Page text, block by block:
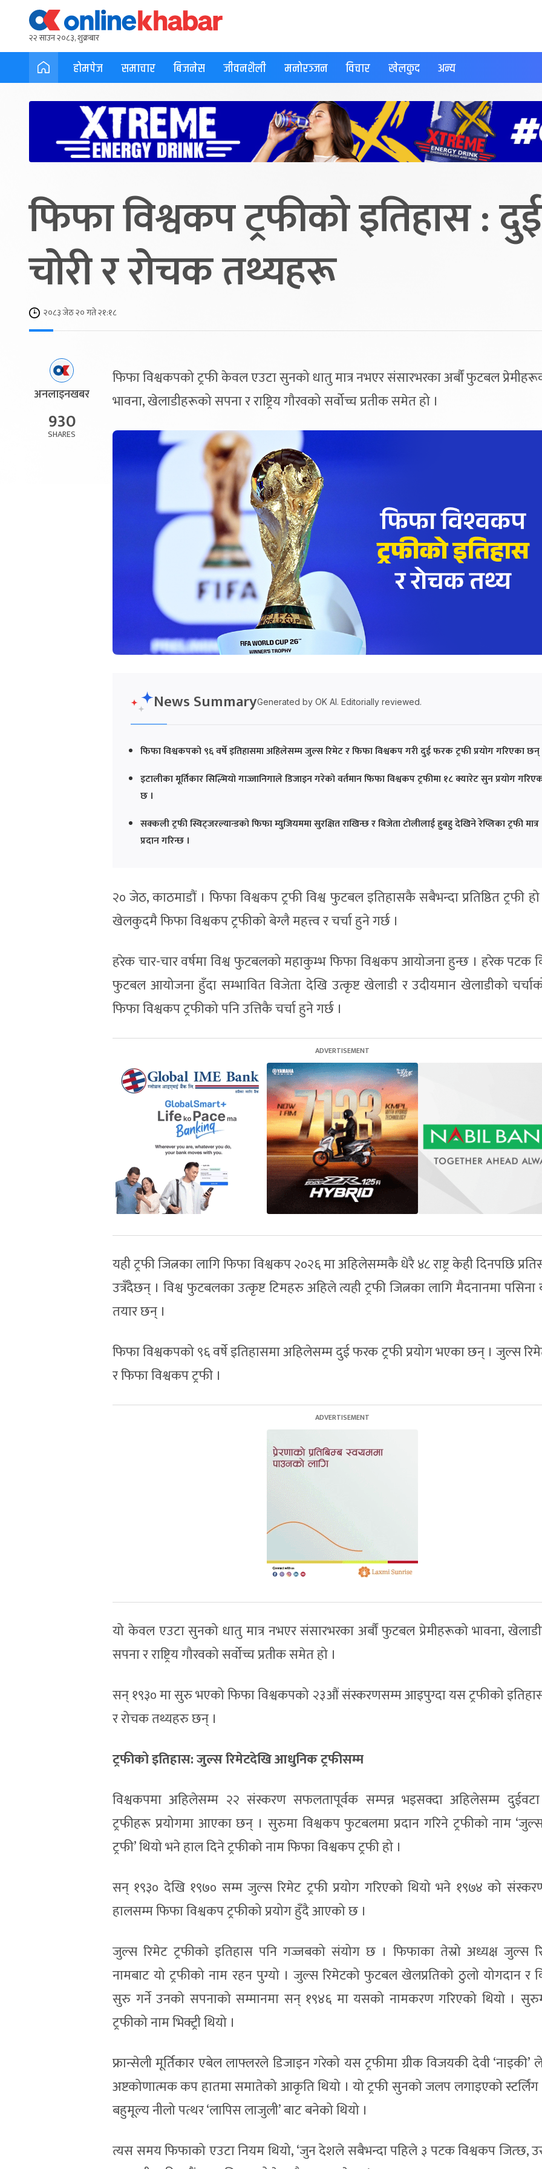
२२ साउन २०८३, शुक्रबार
होमपेज समाचार बिजनेस जीवनशैली मनोरञ्जन विचार खेलकुद अन्य
फिफा विश्वकप ट्रफीको इतिहास :
चोरी र रोचक तथ्यहरू
२०८३ जेठ २० गते २१:१८
अनलाइनखबर
930
SHARES
फिफा विश्वकपको ट्रफी केवल एउटा सुनको धातु मात्र नभएर संसारभरका अर्बौं फुटबल
भावना, खेलाडीहरूको सपना र राष्ट्रिय गौरवको सर्वोच्च प्रतीक समेत हो ।
News SummaryGenerated by OK AI. Editorially reviewed.
फिफा विश्वकपको ९६ वर्षे इतिहासमा अहिलेसम्म जुल्स रिमेट र फिफा विश्वकप गरी दुई फरक ट्रफी प्रयोग गरिएका छन्
इटालीका मूर्तिकार सिल्भियो गाज्जानिगाले डिजाइन गरेको वर्तमान फिफा विश्वकप ट्रफीमा १८ क्यारेट सुन प्रयोग
छ ।
सक्कली ट्रफी स्विट्जरल्यान्डको फिफा म्युजियममा सुरक्षित राखिन्छ र विजेता टोलीलाई हुबहु देखिने रेप्लिका ट्रफी मात्र
प्रदान गरिन्छ ।
२० जेठ, काठमाडौं । फिफा विश्वकप ट्रफी विश्व फुटबल इतिहासकै सबैभन्दा प्रतिष्ठित ट्रफी हो
खेलकुदमै फिफा विश्वकप ट्रफीको बेग्लै महत्त्व र चर्चा हुने गर्छ ।
हरेक चार-चार वर्षमा विश्व फुटबलको महाकुम्भ फिफा विश्वकप आयोजना हुन्छ । हरेक पटक
फुटबल आयोजना हुँदा सम्भावित विजेता देखि उत्कृष्ट खेलाडी र उदीयमान खेलाडीको
फिफा विश्वकप ट्रफीको पनि उत्तिकै चर्चा हुने गर्छ ।
यही ट्रफी जित्नका लागि फिफा विश्वकप २०२६ मा अहिलेसम्मकै धेरै ४८ राष्ट्र केही दिनपछि
उत्रँदैछन् । विश्व फुटबलका उत्कृष्ट टिमहरु अहिले त्यही ट्रफी जित्नका लागि मैदनानमा
तयार छन् ।
फिफा विश्वकपको ९६ वर्षे इतिहासमा अहिलेसम्म दुई फरक ट्रफी प्रयोग भएका छन् । जुल्स
र फिफा विश्वकप ट्रफी ।
यो केवल एउटा सुनको धातु मात्र नभएर संसारभरका अर्बौं फुटबल प्रेमीहरूको भावना,
सपना र राष्ट्रिय गौरवको सर्वोच्च प्रतीक समेत हो ।
सन् १९३० मा सुरु भएको फिफा विश्वकपको २३औं संस्करणसम्म आइपुग्दा यस ट्रफीको इतिहास,
र रोचक तथ्यहरु छन् ।
ट्रफीको इतिहास: जुल्स रिमेटदेखि आधुनिक ट्रफीसम्म
विश्वकपमा अहिलेसम्म २२ संस्करण सफलतापूर्वक सम्पन्न भइसक्दा अहिलेसम्म
ट्रफीहरू प्रयोगमा आएका छन् । सुरुमा विश्वकप फुटबलमा प्रदान गरिने ट्रफीको नाम
ट्रफी’ थियो भने हाल दिने ट्रफीको नाम फिफा विश्वकप ट्रफी हो ।
सन् १९३० देखि १९७० सम्म जुल्स रिमेट ट्रफी प्रयोग गरिएको थियो भने १९७४ को
हालसम्म फिफा विश्वकप ट्रफीको प्रयोग हुँदै आएको छ ।
जुल्स रिमेट ट्रफीको इतिहास पनि गज्जबको संयोग छ । फिफाका तेस्रो अध्यक्ष जुल्स
नामबाट यो ट्रफीको नाम रहन पुग्यो । जुल्स रिमेटको फुटबल खेलप्रतिको ठुलो योगदान र
सुरु गर्ने उनको सपनाको सम्मानमा सन् १९४६ मा यसको नामकरण गरिएको थियो ।
ट्रफीको नाम भिक्ट्री थियो ।
फ्रान्सेली मूर्तिकार एबेल लाफ्लरले डिजाइन गरेको यस ट्रफीमा ग्रीक विजयकी देवी ‘नाइकी’
अष्टकोणात्मक कप हातमा समातेको आकृति थियो । यो ट्रफी सुनको जलप लगाइएको स्टर्लिंग
बहुमूल्य नीलो पत्थर ‘लापिस लाजुली’ बाट बनेको थियो ।
त्यस समय फिफाको एउटा नियम थियो, ‘जुन देशले सबैभन्दा पहिले ३ पटक विश्वकप जित्छ,